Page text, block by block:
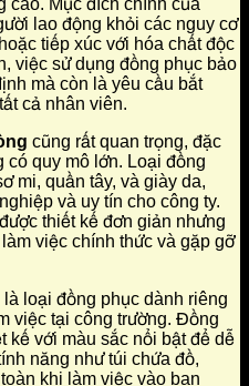
cao. Mục đích chính của
lao động khỏi các nguy cơ
tiếp xúc với hóa chất độc
việc sử dụng đồng phục bảo
mà còn là yêu cầu bắt
cả nhân viên.
cũng rất quan trọng, đặc
có quy mô lớn. Loại đồng
mi, quần tây, và giày da,
và uy tín cho công ty.
thiết kế đơn giản nhưng
việc chính thức và gặp gỡ
là loại đồng phục dành riêng
việc tại công trường. Đồng
kế với màu sắc nổi bật để dễ
năng như túi chứa đồ,
khi làm việc vào ban